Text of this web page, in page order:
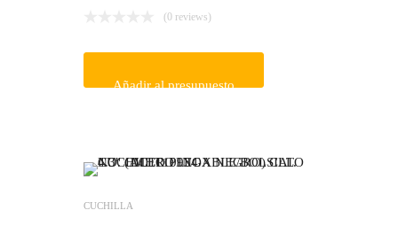
(0 reviews)
Añadir al presupuesto
CUCHILLA